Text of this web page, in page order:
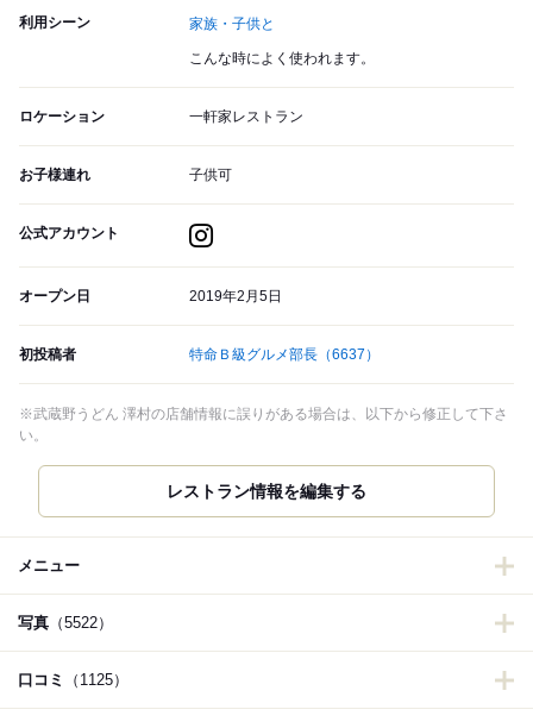
利用シーン 家族・子供と
こんな時によく使われます。
ロケーション 一軒家レストラン
お子様連れ 子供可
公式アカウント
オープン日 2019年2月5日
初投稿者 特命Ｂ級グルメ部長 （6637）
※武蔵野うどん 澤村の店舗情報に誤りがある場合は、以下から修正して下さ
い。
レストラン情報を編集する
メニュー
写真 （5522）
口コミ （1125）